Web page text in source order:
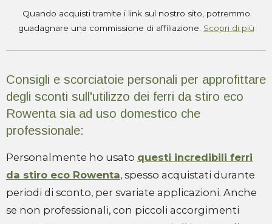
Quando acquisti tramite i link sul nostro sito, potremmo
guadagnare una commissione di affiliazione. Scopri di più
Consigli e scorciatoie personali per approfittare
degli sconti sull'utilizzo dei ferri da stiro eco
Rowenta sia ad uso domestico che
professionale:
Personalmente ho usato questi incredibili ferri
da stiro eco Rowenta, spesso acquistati durante
periodi di sconto, per svariate applicazioni. Anche
se non professionali, con piccoli accorgimenti